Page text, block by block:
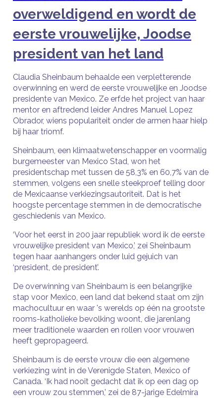
overweldigend en wordt de
eerste vrouwelijke, Joodse
president van het land
Claudia Sheinbaum behaalde een verpletterende
overwinning en werd de eerste vrouwelijke en Joodse
presidente van Mexico. Ze erfde het project van haar
mentor en aftredend leider Andres Manuel Lopez
Obrador, wiens populariteit onder de armen haar hielp
bij haar triomf.
Sheinbaum, een klimaatwetenschapper en voormalig
burgemeester van Mexico Stad, won het
presidentschap met tussen de 58,3% en 60,7% van de
stemmen, volgens een snelle steekproef telling door
de Mexicaanse verkiezingsautoriteit. Dat is het
hoogste percentage stemmen in de democratische
geschiedenis van Mexico.
‘Voor het eerst in 200 jaar republiek word ik de eerste
vrouwelijke president van Mexico,’ zei Sheinbaum
tegen haar aanhangers onder luid gejuich van
‘president, de president’.
De overwinning van Sheinbaum is een belangrijke
stap voor Mexico, een land dat bekend staat om zijn
machocultuur en waar 's werelds op één na grootste
rooms-katholieke bevolking woont, die jarenlang
meer traditionele waarden en rollen voor vrouwen
heeft gepropageerd.
Sheinbaum is de eerste vrouw die een algemene
verkiezing wint in de Verenigde Staten, Mexico of
Canada. ‘Ik had nooit gedacht dat ik op een dag op
een vrouw zou stemmen,’ zei de 87-jarige Edelmira